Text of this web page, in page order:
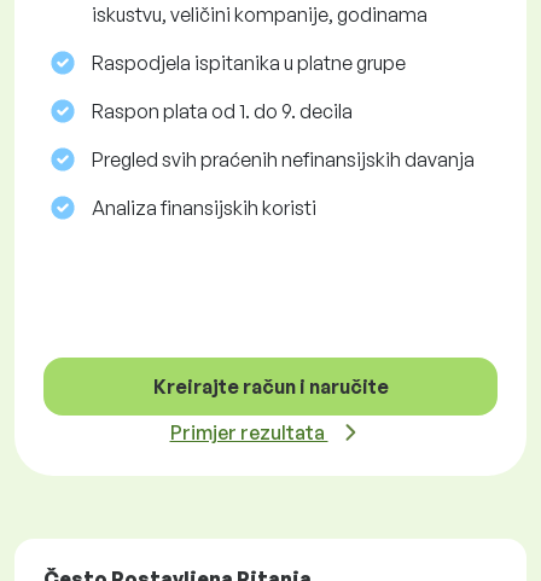
iskustvu, veličini kompanije, godinama
Raspodjela ispitanika u platne grupe
Raspon plata od 1. do 9. decila
Pregled svih praćenih nefinansijskih davanja
Analiza finansijskih koristi
Kreirajte račun i naručite
Primjer rezultata